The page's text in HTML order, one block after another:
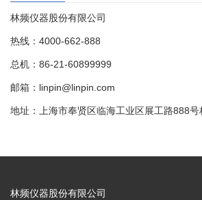
林频仪器股份有限公司
热线：4000-662-888
总机：86-21-60899999
邮箱：linpin@linpin.com
地址：上海市奉贤区临海工业区展工路888号
林频仪器股份有限公司